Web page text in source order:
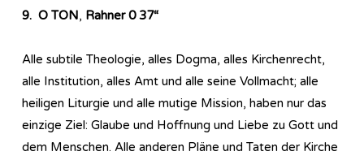
9. O TON, Rahner 0 37“
Alle subtile Theologie, alles Dogma, alles Kirchenrecht,
alle Institution, alles Amt und alle seine Vollmacht; alle
heiligen Liturgie und alle mutige Mission, haben nur das
einzige Ziel: Glaube und Hoffnung und Liebe zu Gott und
dem Menschen. Alle anderen Pläne und Taten der Kirche